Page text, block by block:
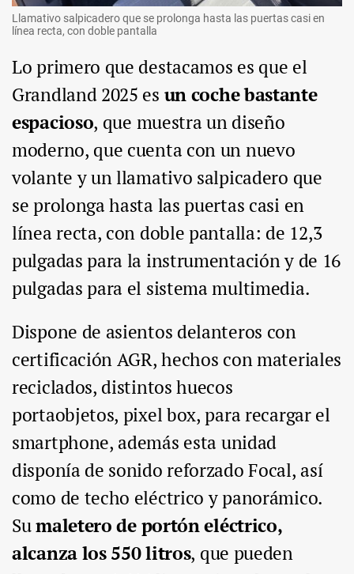
Llamativo salpicadero que se prolonga hasta las puertas casi en
línea recta, con doble pantalla
Lo primero que destacamos es que el
Grandland 2025 es un coche bastante
espacioso, que muestra un diseño
moderno, que cuenta con un nuevo
volante y un llamativo salpicadero que
se prolonga hasta las puertas casi en
línea recta, con doble pantalla: de 12,3
pulgadas para la instrumentación y de 16
pulgadas para el sistema multimedia.
Dispone de asientos delanteros con
certificación AGR, hechos con materiales
reciclados, distintos huecos
portaobjetos, pixel box, para recargar el
smartphone, además esta unidad
disponía de sonido reforzado Focal, así
como de techo eléctrico y panorámico.
Sumaletero de portón eléctrico,
alcanza los 550 litros, que pueden